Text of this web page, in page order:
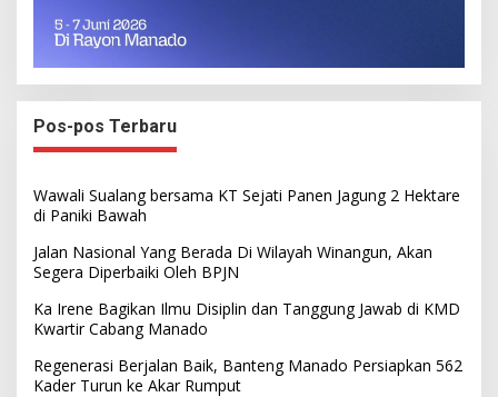
Pos-pos Terbaru
Wawali Sualang bersama KT Sejati Panen Jagung 2 Hektare
di Paniki Bawah
Jalan Nasional Yang Berada Di Wilayah Winangun, Akan
Segera Diperbaiki Oleh BPJN
Ka Irene Bagikan Ilmu Disiplin dan Tanggung Jawab di KMD
Kwartir Cabang Manado
Regenerasi Berjalan Baik, Banteng Manado Persiapkan 562
Kader Turun ke Akar Rumput